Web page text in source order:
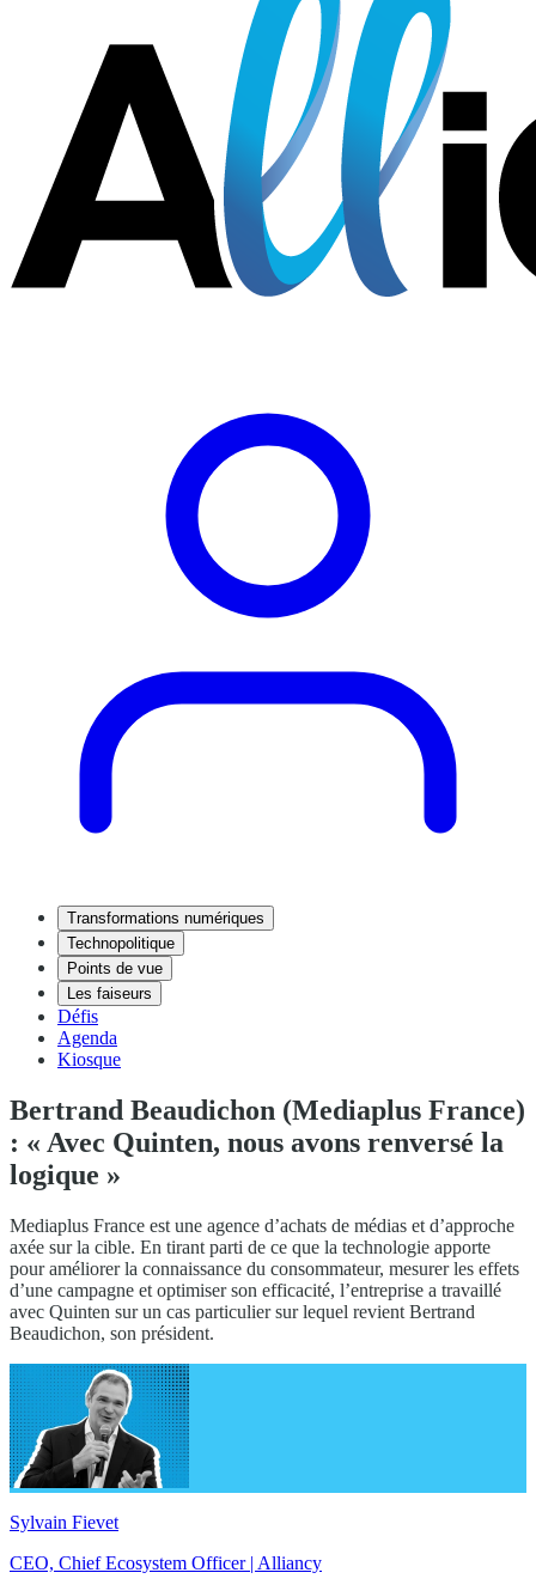
Transformations numériques
Technopolitique
Points de vue
Les faiseurs
Défis
Agenda
Kiosque
Bertrand Beaudichon (Mediaplus France)
: « Avec Quinten, nous avons renversé la
logique »
Mediaplus France est une agence d’achats de médias et d’approche
axée sur la cible. En tirant parti de ce que la technologie apporte
pour améliorer la connaissance du consommateur, mesurer les effets
d’une campagne et optimiser son efficacité, l’entreprise a travaillé
avec Quinten sur un cas particulier sur lequel revient Bertrand
Beaudichon, son président.
Sylvain Fievet
CEO, Chief Ecosystem Officer | Alliancy